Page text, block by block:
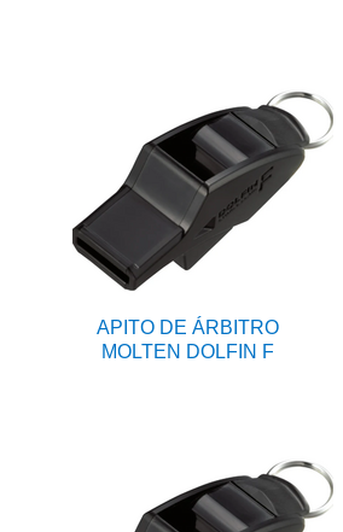
APITO DE ÁRBITRO
MOLTEN DOLFIN F